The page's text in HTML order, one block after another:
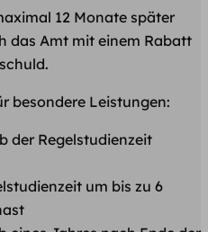
12 Monate später
das Amt mit einem Rabatt
besondere Leistungen:
der Regelstudienzeit
um bis zu 6